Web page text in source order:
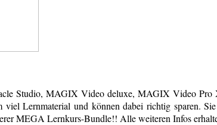
Studio, MAGIX Video deluxe, MAGIX Video
viel Lernmaterial und können dabei richtig sparen.
MEGA Lernkurs-Bundle!! Alle weiteren Infos